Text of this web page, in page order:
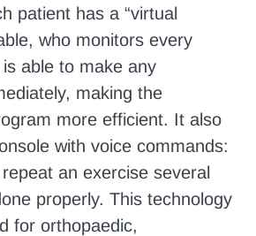
patient has a “virtual
who monitors every
able to make any
making the
more efficient. It also
with voice commands:
an exercise several
properly. This technology
for orthopaedic,